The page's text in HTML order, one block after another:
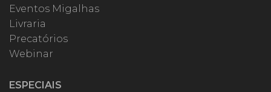
Eventos Migalhas
Livraria
Precatórios
Webinar
ESPECIAIS